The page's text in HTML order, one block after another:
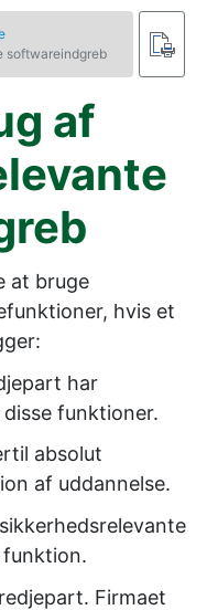
softwareindgreb
af
at bruge
hvis et
har
funktioner.
absolut
af uddannelse.
Firmaet